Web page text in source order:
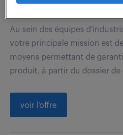
1 6.4 € / heure
Au sein des équipes
votre principale mission est
moyens permettant de
produit, à partir du dossier
voir l'offre